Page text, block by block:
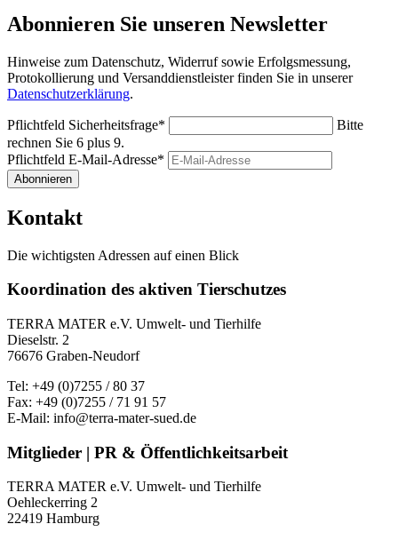
Abonnieren Sie unseren Newsletter
Hinweise zum Datenschutz, Widerruf sowie Erfolgsmessung,
Protokollierung und Versanddienstleister finden Sie in unserer
Datenschutzerklärung.
Pflichtfeld Sicherheitsfrage*
Bitte
rechnen Sie 6 plus 9.
Pflichtfeld E-Mail-Adresse*
Abonnieren
Kontakt
Die wichtigsten Adressen auf einen Blick
Koordination des aktiven Tierschutzes
TERRA MATER e.V. Umwelt- und Tierhilfe
Dieselstr. 2
76676 Graben-Neudorf
Tel: +49 (0)7255 / 80 37
Fax: +49 (0)7255 / 71 91 57
E-Mail: info@terra-mater-sued.de
Mitglieder | PR & Öffentlichkeitsarbeit
TERRA MATER e.V. Umwelt- und Tierhilfe
Oehleckerring 2
22419 Hamburg